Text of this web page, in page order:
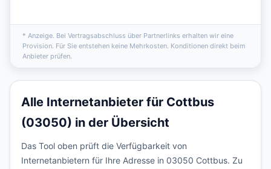
* Anzeige. Bei Vertragsabschluss über Partnerlinks erhalten wir eine
Provision. Für Sie entstehen keine Mehrkosten. Konditionen direkt beim
Anbieter prüfen.
Alle Internetanbieter für Cottbus
(03050) in der Übersicht
Das Tool oben prüft die Verfügbarkeit von
Internetanbietern für Ihre Adresse in 03050 Cottbus. Zu